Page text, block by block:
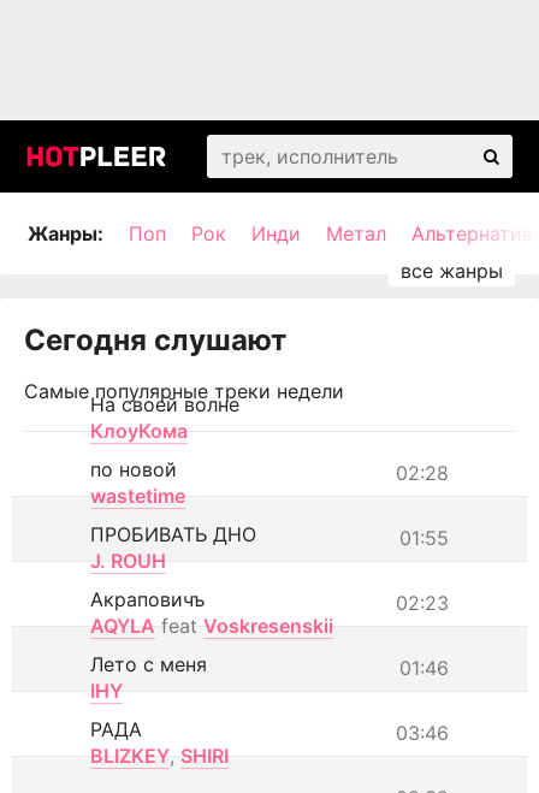
Жанры: Поп Рок Инди Метал
Сегодня слушают
Самые популярные треки недели
На своей волне
КлоуКома
02:28
по новой
wastetime
01:55
ПРОБИВАТЬ ДНО
J. ROUH
02:23
Акраповичъ
AQYLA feat Voskresenskii
01:46
Лето с меня
IHY
03:46
РАДА
BLIZKEY, SHIRI